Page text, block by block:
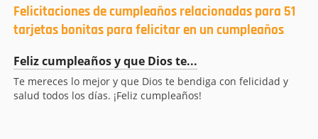
Felicitaciones de cumpleaños relacionadas para 51
tarjetas bonitas para felicitar en un cumpleaños
Feliz cumpleaños y que Dios te...
Te mereces lo mejor y que Dios te bendiga con felicidad y
salud todos los días. ¡Feliz cumpleaños!